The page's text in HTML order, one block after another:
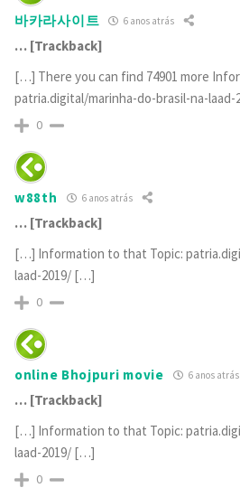
바카라사이트 6 anos atrás
… [Trackback]
[…] There you can find 74901 more
patria.digital/marinha-do-brasil-na-
0
w88th 6 anos atrás
… [Trackback]
[…] Information to that Topic:
laad-2019/ […]
0
online Bhojpuri movie 6 anos atrás
… [Trackback]
[…] Information to that Topic:
laad-2019/ […]
0